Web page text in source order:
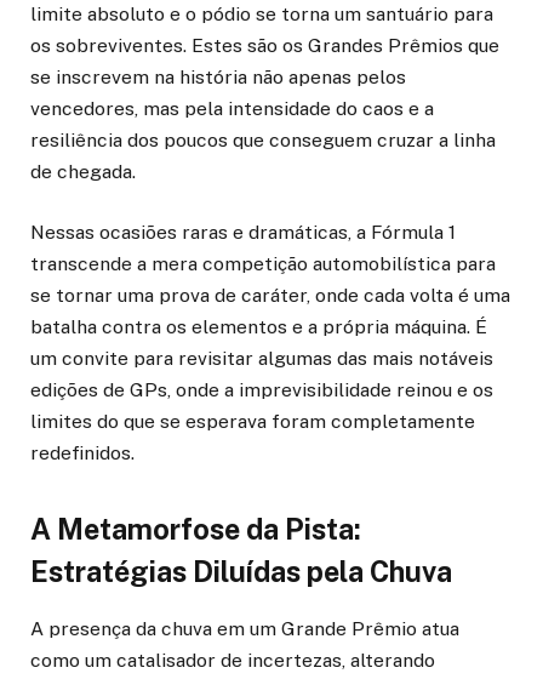
limite absoluto e o pódio se torna um santuário para
os sobreviventes. Estes são os Grandes Prêmios que
se inscrevem na história não apenas pelos
vencedores, mas pela intensidade do caos e a
resiliência dos poucos que conseguem cruzar a linha
de chegada.
Nessas ocasiões raras e dramáticas, a Fórmula 1
transcende a mera competição automobilística para
se tornar uma prova de caráter, onde cada volta é uma
batalha contra os elementos e a própria máquina. É
um convite para revisitar algumas das mais notáveis
edições de GPs, onde a imprevisibilidade reinou e os
limites do que se esperava foram completamente
redefinidos.
A Metamorfose da Pista:
Estratégias Diluídas pela Chuva
A presença da chuva em um Grande Prêmio atua
como um catalisador de incertezas, alterando